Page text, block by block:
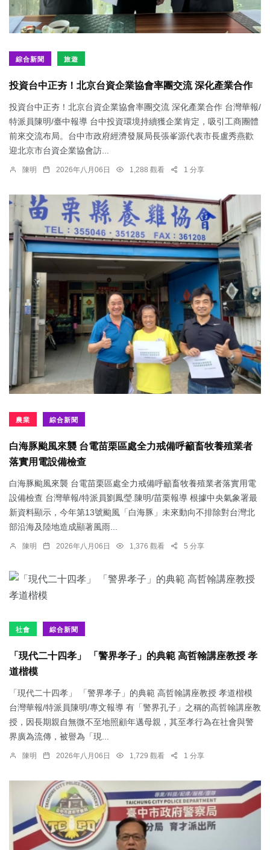
綜合新聞 旅遊
投資台中正夯！北京台資企業協會率團交流 深化產業合作
投資台中正夯！北京台資企業協會率團交流 深化產業合作 台灣華報/
特派員陳明/臺中報導 台中投資環境持續獲企業肯定，吸引工商團體
前來交流布局。台中市政府經濟發展局長張峯源代表市長盧秀燕歡
迎北京市台資企業協會訪...
陳明 2026年八月06日 1,288 觀看 1 分享
農業 綜合新聞
白海豚颱風來襲 台電苗栗區處全力戒備呼籲畜牧養殖業者
落實用電設備檢查
白海豚颱風來襲 台電苗栗區處全力戒備呼籲畜牧養殖業者落實用電
設備檢查 台灣華報/特派員劉鳳瑩.陳明/苗栗報導 根據中央氣象署最
新資料顯示，今年第13號颱風「白海豚」未來動向不排除對台灣北
部沿海及陸地造成顯著風雨...
陳明 2026年八月06日 1,376 觀看 5 分享
社會 綜合新聞
「現代二十四孝」 「警界孝子」的典範 高哲翰講座教授 孝
道楷模
「現代二十四孝」 「警界孝子」的典範 高哲翰講座教授 孝道楷模
台灣華報/特派員陳明/專文報導 有「警界孔子」之稱的高哲翰講座教
授，因長期親自無微不至地照顧年邁母親，其至孝行為在社會與警
界廣為流傳，被譽為「現...
陳明 2026年八月06日 1,729 觀看 1 分享